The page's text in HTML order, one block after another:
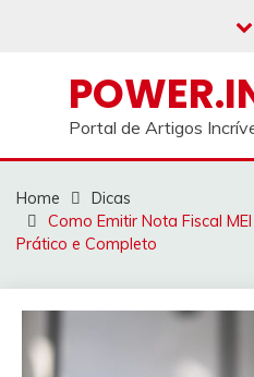
Portal de Artigos
Home
Dicas
Como Emitir Nota Fiscal
Prático e Completo